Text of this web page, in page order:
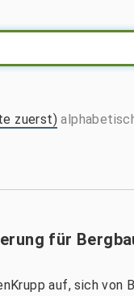
zuerst)
für
auf, sich von